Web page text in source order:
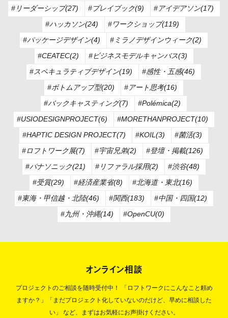
#リーダーシップ(27)
#プレイブック(9)
#アイデアソン(17)
#ハッカソン(24)
#ワークショップ(119)
#パッケージデザイン(4)
#ミラノデザインウィーク(2)
#CEATEC(2)
#ビジネスモデルキャンバス(3)
#スペキュラティブデザイン(19)
#感性・五感(46)
#ボトムアップ型(20)
#アート思考(16)
#バックキャスティング(7)
#Polémica(2)
#USIODESIGNPROJECT(6)
#MORETHANPROJECT(10)
#HAPTIC DESIGN PROJECT(7)
#KOIL(3)
#菌活(3)
#ロフトワーク展(7)
#宇宙兄弟(2)
#登壇・掲載(126)
#パナソニック(21)
#リファラル採用(2)
#渋谷(48)
#受賞(29)
#経済産業省(8)
#北海道・東北(16)
#東海・甲信越・北陸(46)
#関西(183)
#中国・四国(12)
#九州・沖縄(14)
#OpenCU(0)
オンライン相談
プロジェクトのご相談を随時受付中！
「ロフトワークにこんなこと頼め
ますか？」「まだプロジェクト化していないのだけど、早めに相談した
い」
など、まずはお気軽にお声掛けください。